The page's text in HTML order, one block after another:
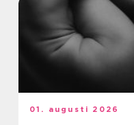
01. augusti 2026